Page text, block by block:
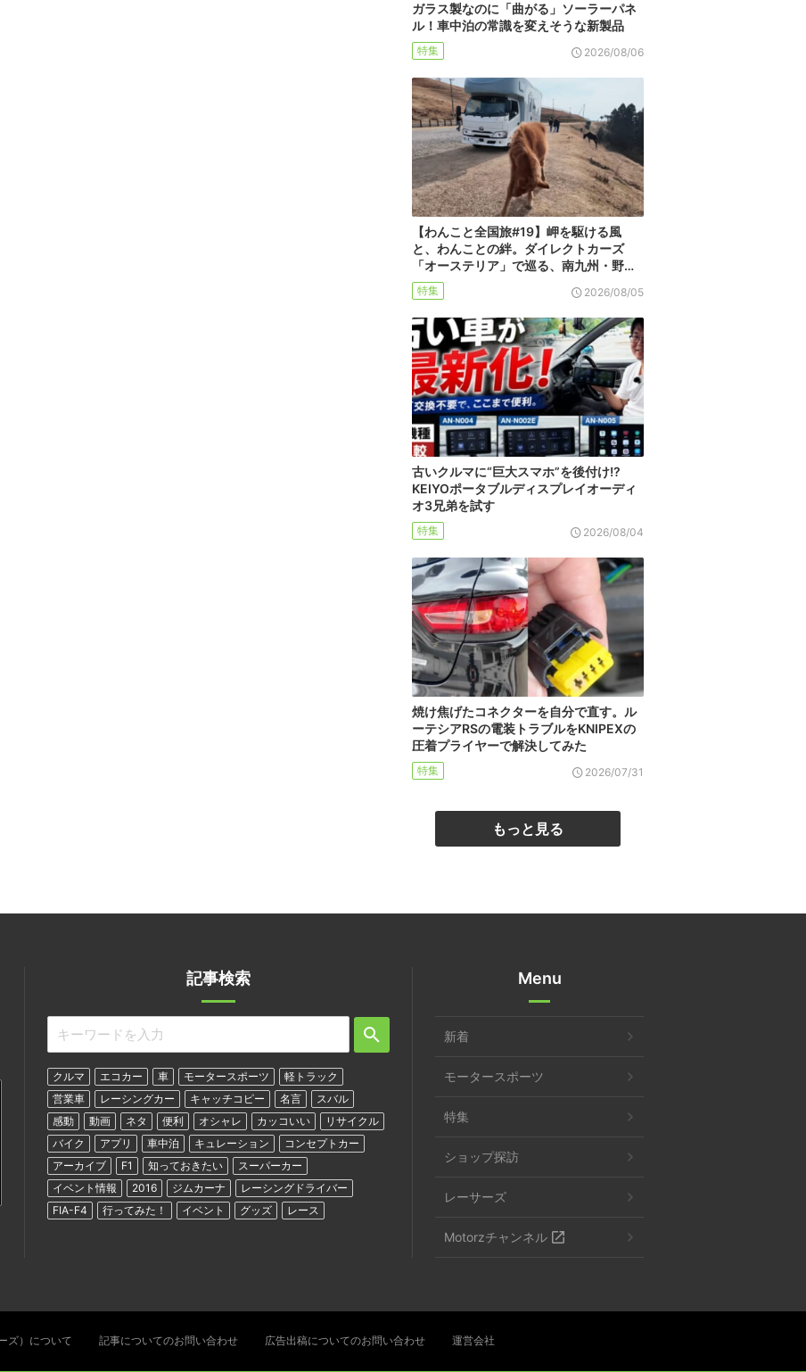
ガラス製なのに「曲がる」ソーラーパネ
ル！車中泊の常識を変えそうな新製品
特集 2026/08/06
【わんこと全国旅#19】岬を駆ける風
と、わんことの絆。ダイレクトカーズ
「オーステリア」で巡る、南九州・野…
特集 2026/08/05
古いクルマに“巨大スマホ”を後付け!?
KEIYOポータブルディスプレイオーディ
オ3兄弟を試す
特集 2026/08/04
焼け焦げたコネクターを自分で直す。ル
ーテシアRSの電装トラブルをKNIPEXの
圧着プライヤーで解決してみた
特集 2026/07/31
もっと見る
記事検索
クルマ エコカー 車 モータースポーツ
軽トラック
営業車
レーシングカー キャッチコピー 名言
スバル
感動
動画 ネタ 便利 オシャレ カッコいい
リサイクル
バイク
アプリ 車中泊 キュレーション
コンセプトカー
アーカイブ
F1 知っておきたい
スーパーカー
イベント情報
2016 ジムカーナ
レーシングドライバー
FIA-F4
行ってみた！ イベント グッズ レース
Menu
新着
モータースポーツ
特集
ショップ探訪
レーサーズ
Motorzチャンネル
ズ）について 記事についてのお問い合わせ 広告出稿についてのお問い合わせ 運営会社